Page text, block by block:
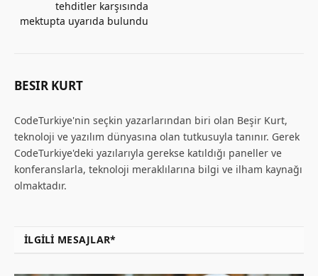
tehditler karşısında
mektupta uyarıda bulundu
BESIR KURT
CodeTurkiye'nin seçkin yazarlarından biri olan Beşir Kurt,
teknoloji ve yazılım dünyasına olan tutkusuyla tanınır. Gerek
CodeTurkiye'deki yazılarıyla gerekse katıldığı paneller ve
konferanslarla, teknoloji meraklılarına bilgi ve ilham kaynağı
olmaktadır.
İLGILI MESAJLAR*